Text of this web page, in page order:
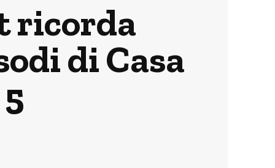
ricorda
di Casa